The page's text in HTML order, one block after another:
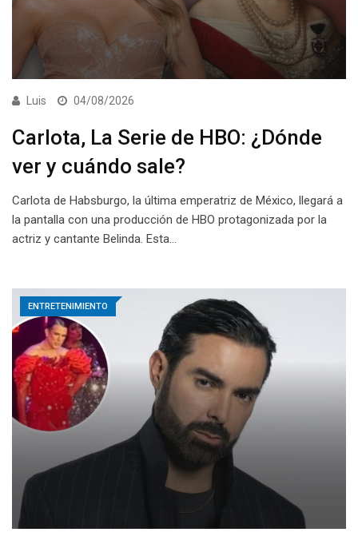
Luis 04/08/2026
Carlota, La Serie de HBO: ¿Dónde
ver y cuándo sale?
Carlota de Habsburgo, la última emperatriz de México, llegará a
la pantalla con una producción de HBO protagonizada por la
actriz y cantante Belinda. Esta…
ENTRETENIMIENTO